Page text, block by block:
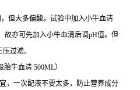
但大多偏酸。试验中加入小牛血清
故亦可先加入小牛血清后调pH值。但
过滤。
胎牛血清 500ML）
，一次配液不要太多，防止营养成分